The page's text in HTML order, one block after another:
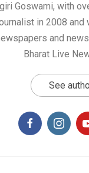
Goswami, with
in 2008
and
Bharat Live
See